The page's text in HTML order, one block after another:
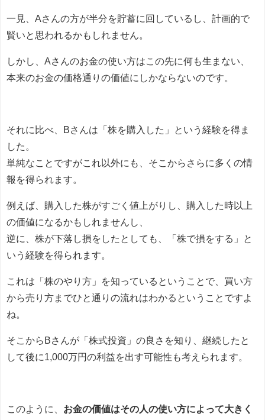
一見、Aさんの方が半分を貯蓄に回しているし、計画的で
賢いと思われるかもしれません。
しかし、Aさんのお金の使い方はこの先に何も生まない、
本来のお金の価格通りの価値にしかならないのです。
それに比べ、Bさんは「株を購入した」という経験を得ま
した。
単純なことですがこれ以外にも、そこからさらに多くの情
報を得られます。
例えば、購入した株がすごく値上がりし、購入した時以上
の価値になるかもしれませんし、
逆に、株が下落し損をしたとしても、「株で損をする」と
いう経験を得られます。
これは「株のやり方」を知っているということで、買い方
から売り方までひと通りの流れはわかるということですよ
ね。
そこからBさんが「株式投資」の良さを知り、継続したと
して後に1,000万円の利益を出す可能性も考えられます。
このように、 お金の価値はその人の使い方によって大きく